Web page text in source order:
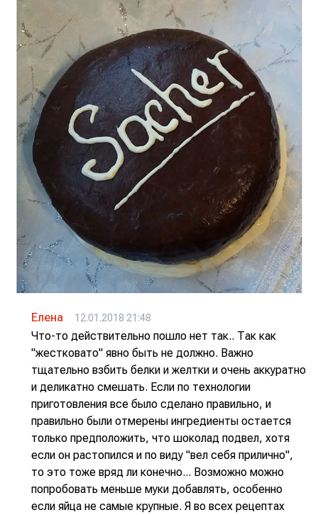
Елена 12.01.2018 21:48
Что-то действительно пошло нет так.. Так как
"жестковато" явно быть не должно. Важно
тщательно взбить белки и желтки и очень аккуратно
и деликатно смешать. Если по технологии
приготовления все было сделано правильно, и
правильно были отмерены ингредиенты остается
только предположить, что шоколад подвел, хотя
если он растопился и по виду "вел себя прилично",
то это тоже вряд ли конечно... Возможно можно
попробовать меньше муки добавлять, особенно
если яйца не самые крупные. Я во всех рецептах